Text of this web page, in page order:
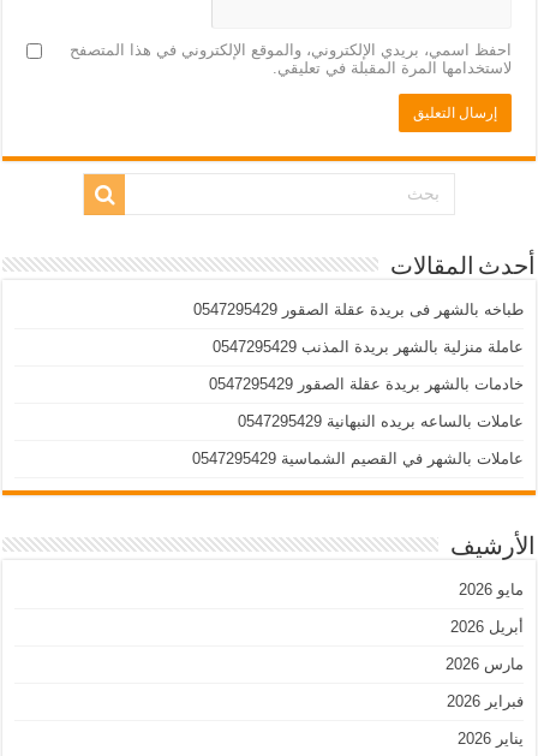
احفظ اسمي، بريدي الإلكتروني، والموقع الإلكتروني في هذا المتصفح
لاستخدامها المرة المقبلة في تعليقي.
أحدث المقالات
طباخه بالشهر فى بريدة عقلة الصقور 0547295429
عاملة منزلية بالشهر بريدة المذنب 0547295429
خادمات بالشهر بريدة عقلة الصقور 0547295429
عاملات بالساعه بريده النبهانية 0547295429
عاملات بالشهر في القصيم الشماسية 0547295429
الأرشيف
مايو 2026
أبريل 2026
مارس 2026
فبراير 2026
يناير 2026